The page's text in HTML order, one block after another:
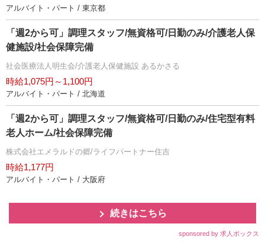
アルバイト・パート / 東京都
「週2から可」調理スタッフ/無資格可/日勤のみ/介護老人保
健施設/社会保障完備
社会医療法人明生会/介護老人保健施設 あるかさる
時給1,075円～1,100円
アルバイト・パート / 北海道
「週2から可」調理スタッフ/無資格可/日勤のみ/住宅型有料
老人ホーム/社会保障完備
株式会社エメラルドの郷/ライフパートナー住吉
時給1,177円
アルバイト・パート / 大阪府
続きはこちら
sponsored by 求人ボックス